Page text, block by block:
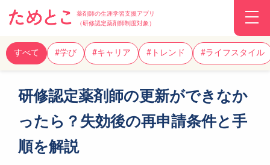
薬剤師の生涯学習支援アプリ
（研修認定薬剤師制度対象）
すべて #学び #キャリア #トレンド #ライフスタイル
研修認定薬剤師の更新ができなか
ったら？失効後の再申請条件と手
順を解説